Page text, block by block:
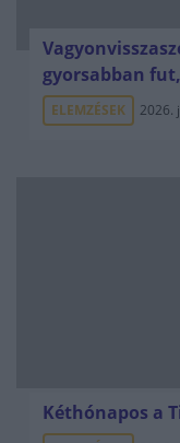
gyorsabban
ELEMZÉSEK 2026.
Kéthónapos a